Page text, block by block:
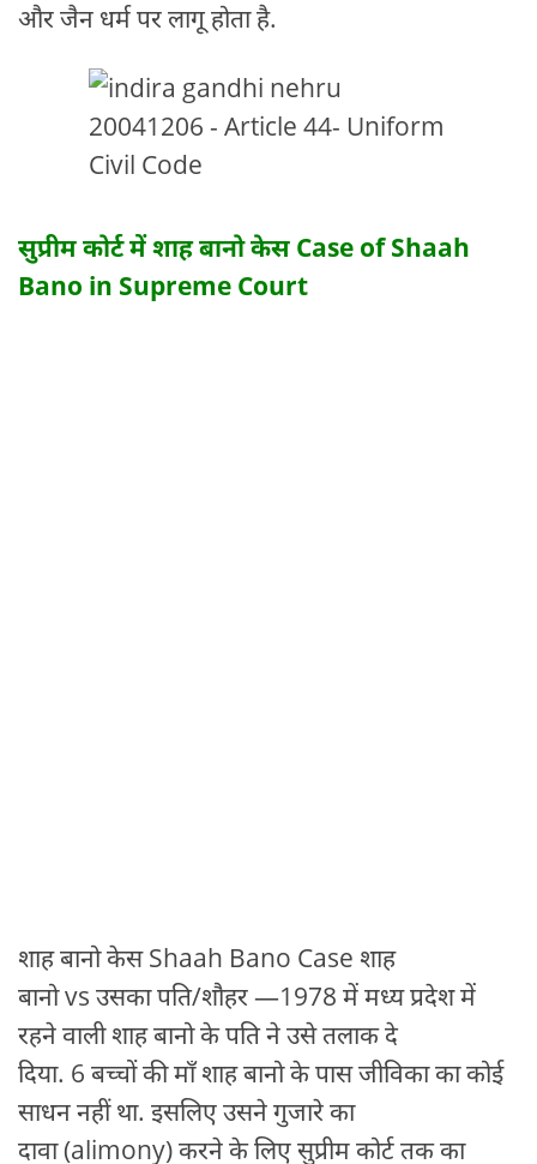
और जैन धर्म पर लागू होता है.
सुप्रीम कोर्ट में शाह बानो केस Case of Shaah
Bano in Supreme Court
शाह बानो केस Shaah Bano Case शाह
बानो vs उसका पति/शौहर —1978 में मध्य प्रदेश में
रहने वाली शाह बानो के पति ने उसे तलाक दे
दिया. 6 बच्चों की माँ शाह बानो के पास जीविका का कोई
साधन नहीं था. इसलिए उसने गुजारे का
दावा (alimony) करने के लिए सुप्रीम कोर्ट तक का